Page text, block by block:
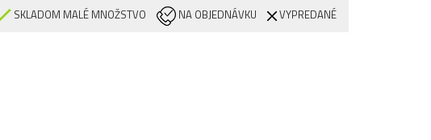
SKLADOM MALÉ MNOŽSTVO NA OBJEDNÁVKU VYPREDANÉ